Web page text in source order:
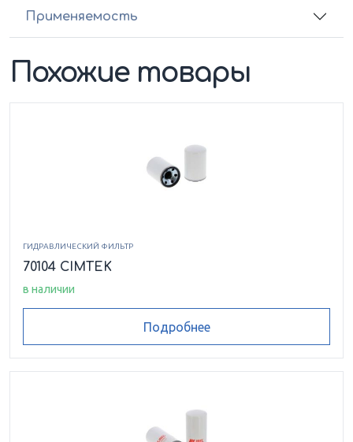
Применяемость
Похожие товары
ГИДРАВЛИЧЕСКИЙ ФИЛЬТР
70104 CIMTEK
в наличии
Подробнее